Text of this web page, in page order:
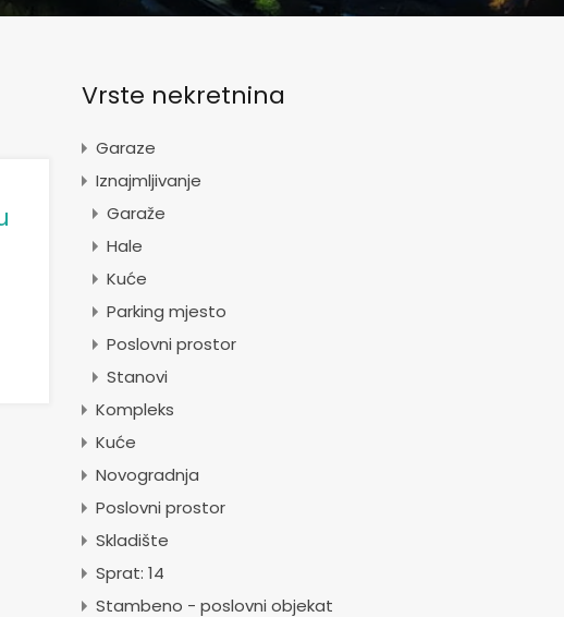
Vrste nekretnina
Garaze
Iznajmljivanje
Garaže
Hale
Kuće
Parking mjesto
Poslovni prostor
Stanovi
Kompleks
Kuće
Novogradnja
Poslovni prostor
Skladište
Sprat: 14
Stambeno - poslovni objekat